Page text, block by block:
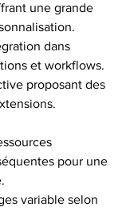
une grande
dans
et workflows.​
proposant des
pour une
variable selon